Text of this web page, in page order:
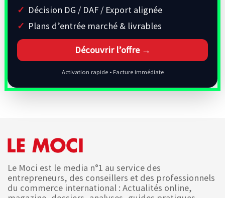
Décision DG / DAF / Export alignée
Plans d’entrée marché & livrables
Découvrir l’offre →
Activation rapide • Facture immédiate
Le Moci est le media n°1 au service des
entrepreneurs, des conseillers et des professionnels
du commerce international : Actualités online,